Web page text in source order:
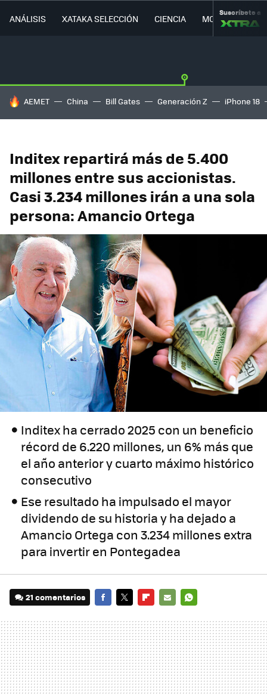
ANÁLISIS XATAKA SELECCIÓN CIENCIA MOVILIDAD
Suscríbete a
HOY SE HABLA DE
AEMET China Bill Gates Generación Z iPhone 18
Inditex repartirá más de 5.400
millones entre sus accionistas.
Casi 3.234 millones irán a una sola
persona: Amancio Ortega
Inditex ha cerrado 2025 con un beneficio
récord de 6.220 millones, un 6% más que
el año anterior y cuarto máximo histórico
consecutivo
Ese resultado ha impulsado el mayor
dividendo de su historia y ha dejado a
Amancio Ortega con 3.234 millones extra
para invertir en Pontegadea
21 comentarios
MAIL